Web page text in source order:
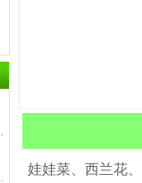
娃娃菜、西兰花